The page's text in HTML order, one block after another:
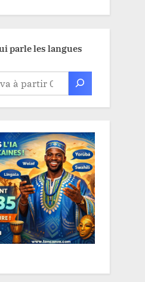
parle les langues